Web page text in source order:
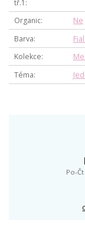
tř.1
Organic
Ne
Barva
Kolekce
Téma
Po-